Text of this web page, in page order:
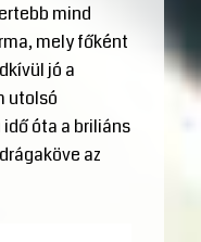
mind
mely főként
jó a
utolsó
óta a briliáns
az